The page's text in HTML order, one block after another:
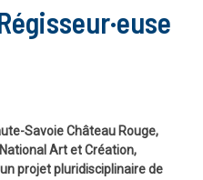
Savoie Château Rouge,
Art et Création,
projet pluridisciplinaire de